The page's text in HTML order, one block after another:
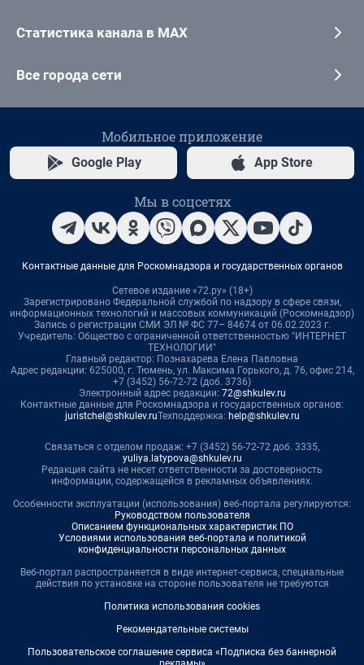
Статистика канала в MAX
Все города сети
Мобильное приложение
Google Play App Store
Мы в соцсетях
Контактные данные для Роскомнадзора и государственных органов
Сетевое издание «72.ру» (18+)
Зарегистрировано Федеральной службой по надзору в сфере связи,
информационных технологий и массовых коммуникаций (Роскомнадзор)
Запись о регистрации СМИ ЭЛ № ФС 77– 84674 от 06.02.2023 г.
Учредитель: Общество с ограниченной ответственностью "ИНТЕРНЕТ
ТЕХНОЛОГИИ"
Главный редактор: Познахарева Елена Павловна
Адрес редакции: 625000, г. Тюмень, ул. Максима Горького, д. 76, офис 214,
+7 (3452) 56-72-72 (доб. 3736)
Электронный адрес редакции: 72@shkulev.ru
Контактные данные для Роскомнадзора и государственных органов:
juristchel@shkulev.ruТехподдержка: help@shkulev.ru
Связаться с отделом продаж: +7 (3452) 56-72-72 доб. 3335,
yuliya.latypova@shkulev.ru
Редакция сайта не несет ответственности за достоверность
информации, содержащейся в рекламных объявлениях.
Особенности эксплуатации (использования) веб-портала регулируются:
Руководством пользователя
Описанием функциональных характеристик ПО
Условиями использования веб-портала и политикой
конфиденциальности персональных данных
Веб-портал распространяется в виде интернет-сервиса, специальные
действия по установке на стороне пользователя не требуются
Политика использования cookies
Рекомендательные системы
Пользовательское соглашение сервиса «Подписка без баннерной